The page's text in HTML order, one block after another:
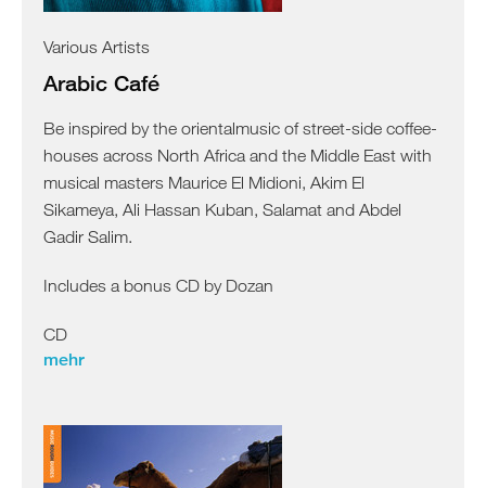
Various Artists
Arabic Café
Be inspired by the orientalmusic of street-side coffee-
houses across North Africa and the Middle East with
musical masters Maurice El Midioni, Akim El
Sikameya, Ali Hassan Kuban, Salamat and Abdel
Gadir Salim.
Includes a bonus CD by Dozan
CD
mehr